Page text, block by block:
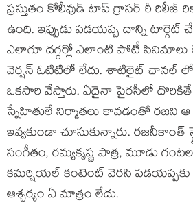
ప్రస్తుతం కోలీవుడ్ టాప్ గ్రాసర్ రీ రిలీజ్
ఉంది. ఇప్పుడు పడయప్ప దాన్ని టార్గెట్
ఎలాగూ దగ్గర్లో ఎలాంటి పోటీ సినిమాలు
వెర్షన్ ఓటిటిలో లేదు. శాటిలైట్ ఛానల్ లో
ఒకసారి వేస్తారు. ఏదైనా పైరసీలో దొరికితే
స్నేహితులే నిర్మాతలు కావడంతో రజని ఆ
ఇవ్వకుండా చూసుకున్నారు.
సంగీతం, రమ్యకృష్ణ పాత్ర, మూడు
కమర్షియల్ కంటెంట్ వెరసి పడయప్పకు
ఆశ్చర్యం ఏ మాత్రం లేదు.